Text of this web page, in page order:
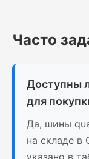
Часто
Доступны
для
Да, шины
на складе в
указано в